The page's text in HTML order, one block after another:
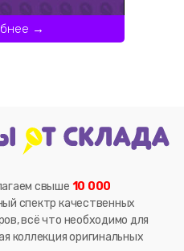
→
свыше 10 000
спектр качественных
всё что необходимо для
коллекция оригинальных